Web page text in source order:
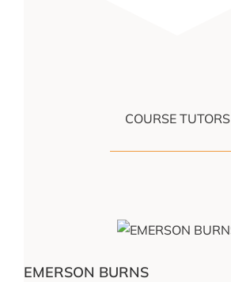
COURSE TUTORS
EMERSON BURNS